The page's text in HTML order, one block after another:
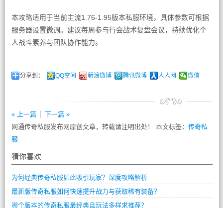
本攻略适用于当前主流1.76-1.95版本私服环境，具体参数可根据
服务器设置微调。建议每周参与行会战术复盘会议，持续优化个
人战斗素养与团队协作能力。
分享到： QQ空间 新浪微博 腾讯微博 人人网 微信
« 上一篇
下一篇 »
网通传奇私服发布网原创文章，转载请注明出处！ 本文标签： 传奇私
服
猜你喜欢
为何经典传奇私服如此吸引玩家？深度攻略解析
最新版传奇私服如何快速提升战力与获取稀有装备？
哪个版本的传奇私服最经典且玩法多样求推荐？